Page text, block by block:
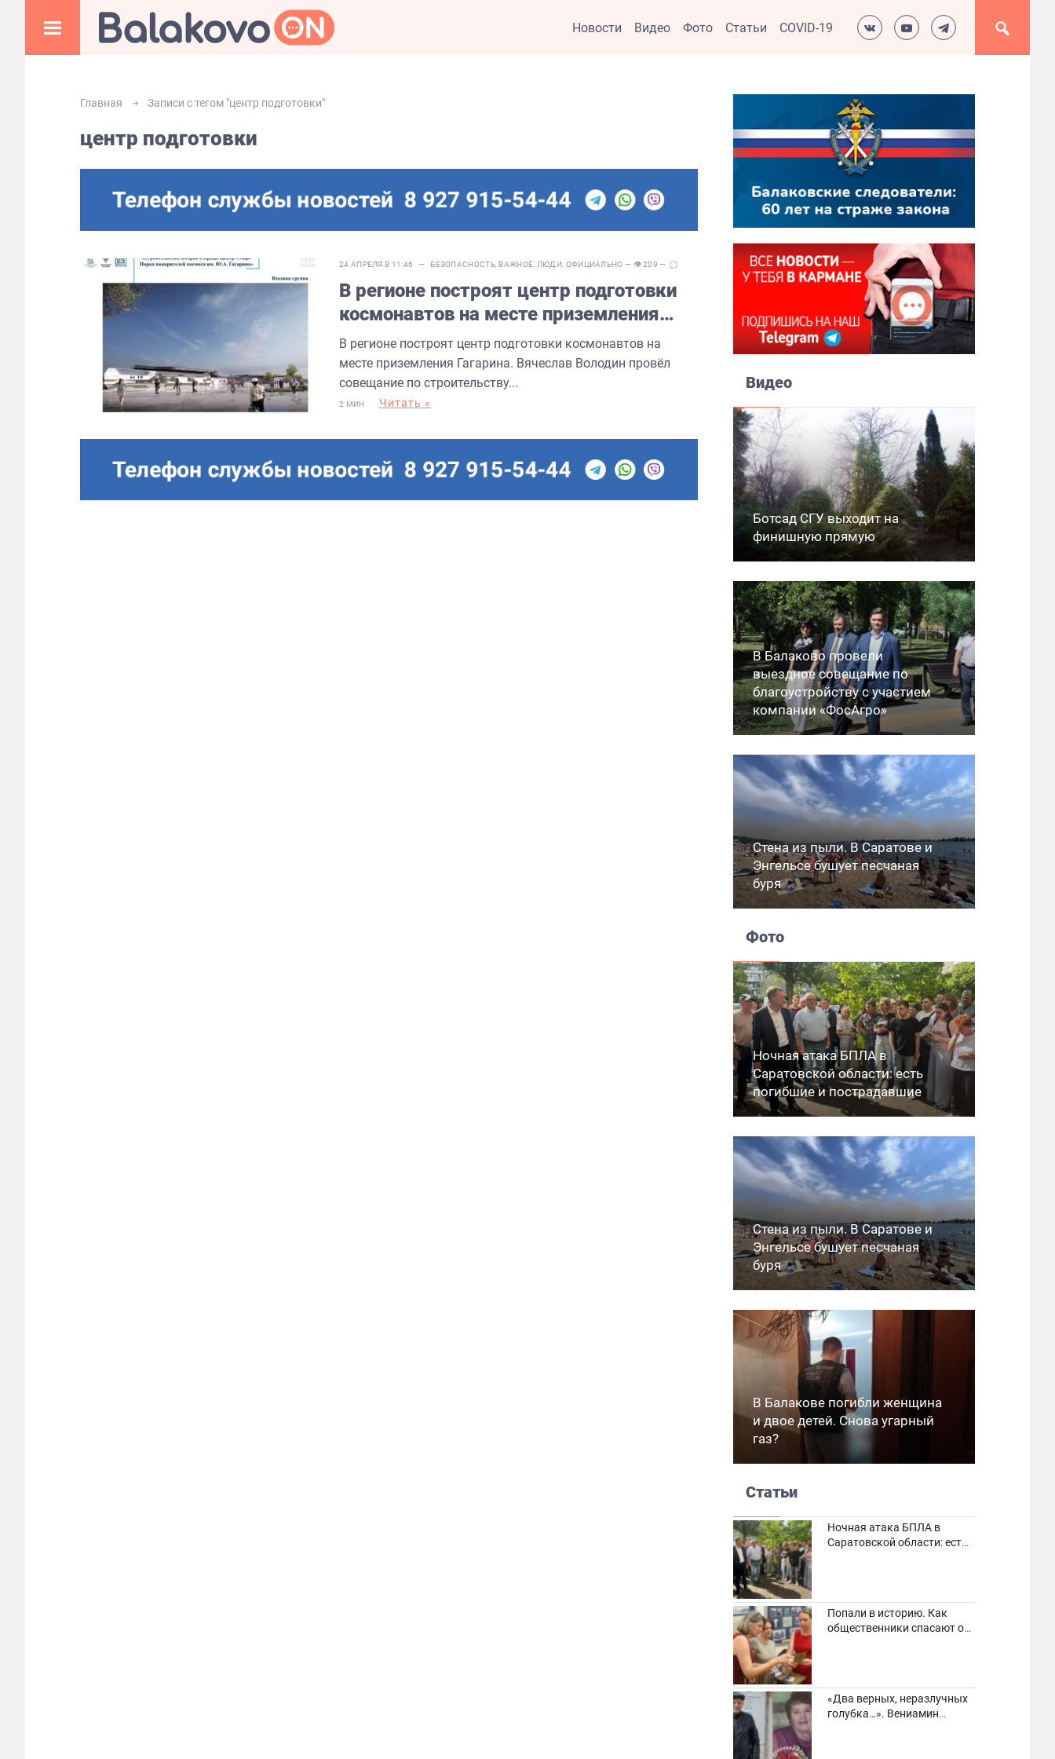
Новости Видео Фото Статьи COVID-19
Главная Записи с тегом "центр подготовки"
центр подготовки
24 АПРЕЛЯ В 11:46 — БЕЗОПАСНОСТЬ, ВАЖНОЕ ЛЮДИ ОФИЦИАЛЬНО — 👁 209 —
В регионе построят центр подготовки
космонавтов на месте приземления
Гагарина
В регионе построят центр подготовки космонавтов на
месте приземления Гагарина. Вячеслав Володин провёл
совещание по строительству...
2 МИН Читать »
Видео
Ботсад СГУ выходит на
финишную прямую
В Балаково провели
выездное совещание по
благоустройству с участием
компании «ФосАгро»
Стена из пыли. В Саратове и
Энгельсе бушует песчаная
буря
Фото
Ночная атака БПЛА в
Саратовской области: есть
погибшие и пострадавшие
Стена из пыли. В Саратове и
Энгельсе бушует песчаная
буря
В Балакове погибли женщина
и двое детей. Снова угарный
газ?
Статьи
Ночная атака БПЛА в
Саратовской области: есть
Попали в историю. Как
общественники спасают от
«Два верных, неразлучных
голубка…». Вениамин